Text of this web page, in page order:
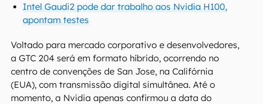
Intel Gaudi2 pode dar trabalho aos Nvidia H100,
apontam testes
Voltado para mercado corporativo e desenvolvedores,
a GTC 204 será em formato híbrido, ocorrendo no
centro de convenções de San Jose, na Califórnia
(EUA), com transmissão digital simultânea. Até o
momento, a Nvidia apenas confirmou a data do